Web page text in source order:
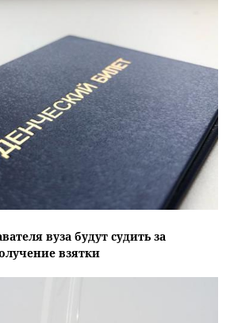
вуза будут судить за
взятки